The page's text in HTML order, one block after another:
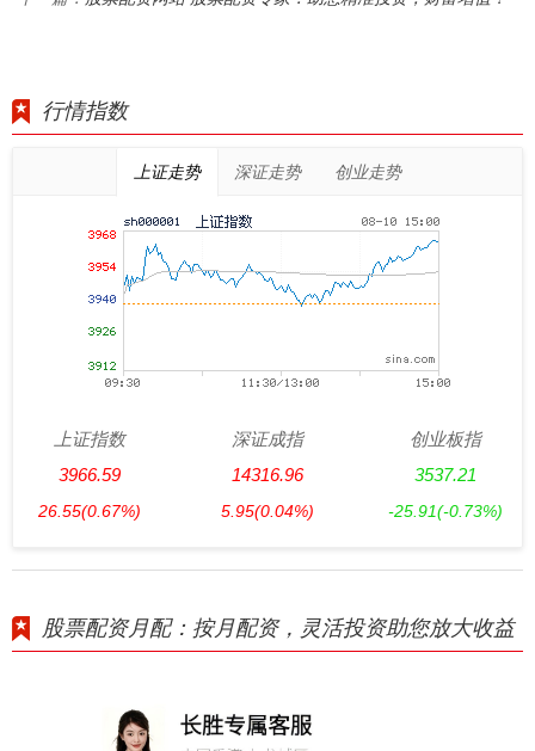
行情指数
上证走势 深证走势 创业走势
上证指数
3966.59
26.55(0.67%)
深证成指
14316.96
5.95(0.04%)
创业板指
3537.21
-25.91(-0.73%)
股票配资月配：按月配资，灵活投资助您放大收益